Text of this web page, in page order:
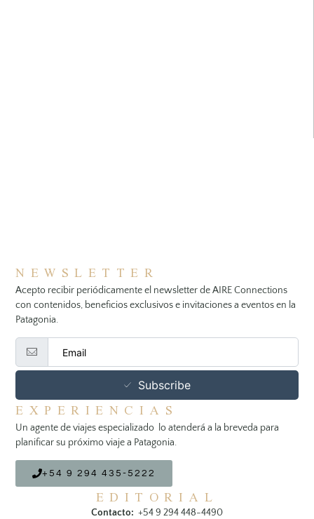
NEWSLETTER
Acepto recibir periódicamente el newsletter de AIRE Connections
con contenidos, beneficios exclusivos e invitaciones a eventos en la
Patagonia.
Subscribe
EXPERIENCIAS
Un agente de viajes especializado lo atenderá a la breveda para
planificar su próximo viaje a Patagonia.
+54 9 294 435-5222
EDITORIAL
Contacto: +54 9 294 448-4490